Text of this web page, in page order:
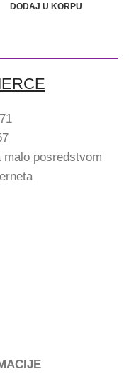
DODAJ U KORPU
malo posredstvom